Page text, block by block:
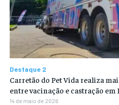
Destaque 2
Carretão do Pet Vida realiza
entre vacinação e castração
14 de maio de 2026